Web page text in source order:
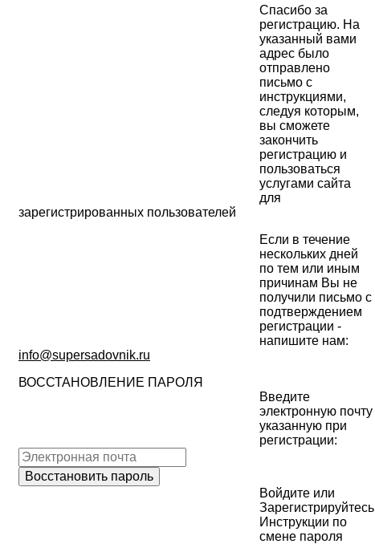
Спасибо за
регистрацию. На
указанный вами
адрес было
отправлено
письмо с
инструкциями,
следуя которым,
вы сможете
закончить
регистрацию и
пользоваться
услугами сайта
для
зарегистрированных пользователей
Если в течение
нескольких дней
по тем или иным
причинам Вы не
получили письмо с
подтверждением
регистрации -
напишите нам:
info@supersadovnik.ru
ВОССТАНОВЛЕНИЕ ПАРОЛЯ
Введите
электронную почту
указанную при
регистрации:
Войдите или
Зарегистрируйтесь
Инструкции по
смене пароля